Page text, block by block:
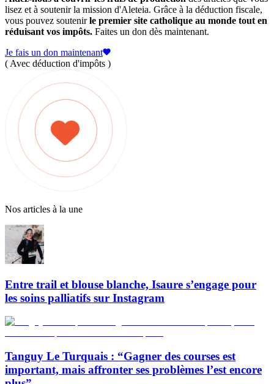
lisez et à soutenir la mission d'Aleteia. Grâce à la déduction fiscale,
vous pouvez soutenirle premier site catholique au monde tout en
réduisant vos impôts. Faites un don dès maintenant.
Je fais un don maintenant
( Avec déduction d'impôts )
Nos articles à la une
Entre trail et blouse blanche, Isaure s’engage pour
les soins palliatifs sur Instagram
Tanguy Le Turquais : “Gagner des courses est
important, mais affronter ses problèmes l’est encore